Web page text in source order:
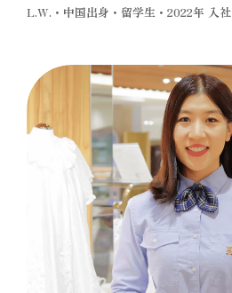
L.W.・中国出身・留学生・2022年 入社